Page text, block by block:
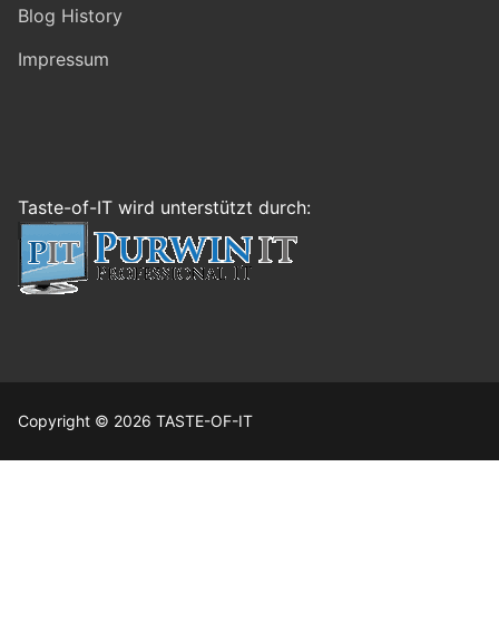
Blog History
Impressum
Taste-of-IT wird unterstützt durch:
Copyright © 2026 TASTE-OF-IT